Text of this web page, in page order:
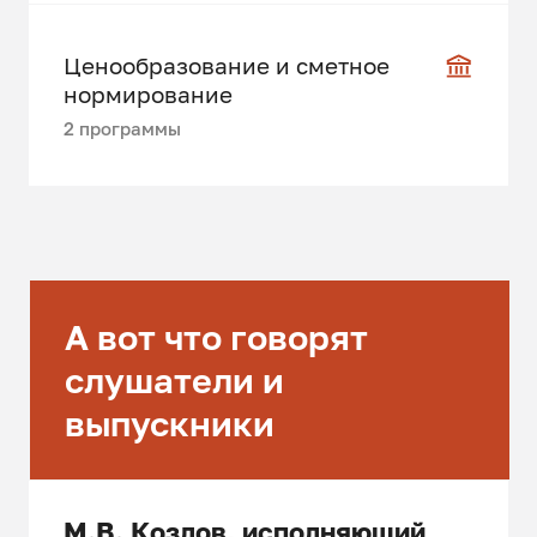
Ценообразование и сметное
нормирование
2 программы
А вот что говорят
слушатели и
выпускники